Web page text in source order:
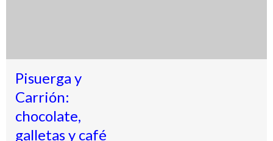
Pisuerga y
Carrión:
chocolate,
galletas y café